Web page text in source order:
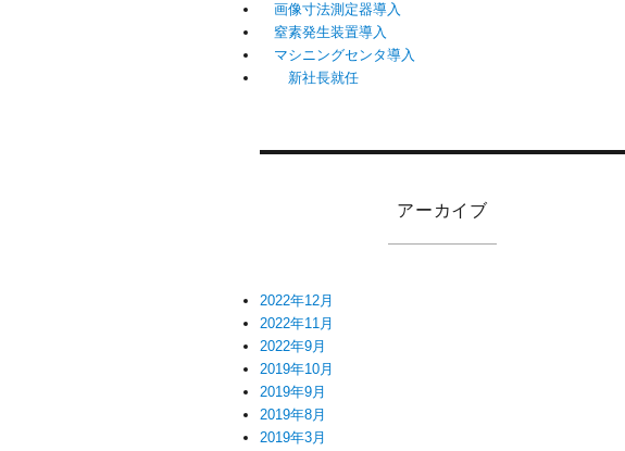
画像寸法測定器導入
窒素発生装置導入
マシニングセンタ導入
新社長就任
アーカイブ
2022年12月
2022年11月
2022年9月
2019年10月
2019年9月
2019年8月
2019年3月